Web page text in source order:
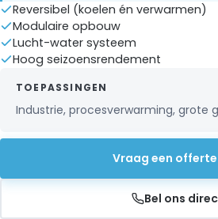
Reversibel (koelen én verwarmen)
Modulaire opbouw
Lucht-water systeem
Hoog seizoensrendement
TOEPASSINGEN
Industrie, procesverwarming, grote
Vraag een
Bel ons